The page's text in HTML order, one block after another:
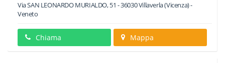
Via SAN LEONARDO MURIALDO, 51 -36030Villaverla(Vicenza) -
Veneto
Chiama Mappa